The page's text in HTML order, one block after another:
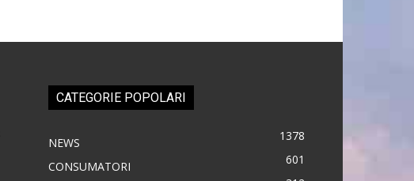
CATEGORIE POPOLARI
NEWS 1378
CONSUMATORI
601